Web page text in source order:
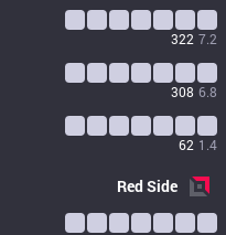
322 7.2
308 6.8
62 1.4
RedSide